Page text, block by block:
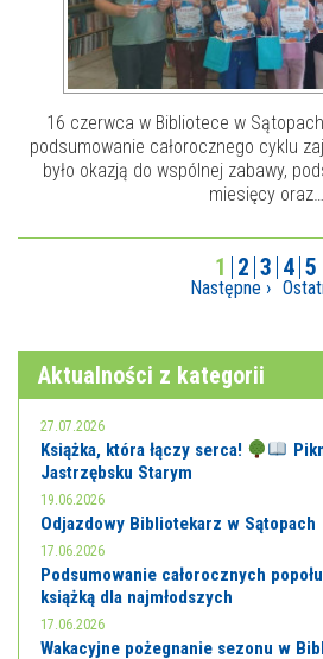
16 czerwca w Bibliotece w
podsumowanie całorocznego cyklu
było okazją do wspólnej zabawy,
miesięcy oraz…
1 2 3 4 5
Następne ›
Aktualności z kategorii
27.07.2026
Książka, która łączy serca!
Jastrzębsku Starym
19.06.2026
Odjazdowy Bibliotekarz w Sątopach
17.06.2026
Podsumowanie całorocznych
książką dla najmłodszych
17.06.2026
Wakacyjne pożegnanie sezonu w